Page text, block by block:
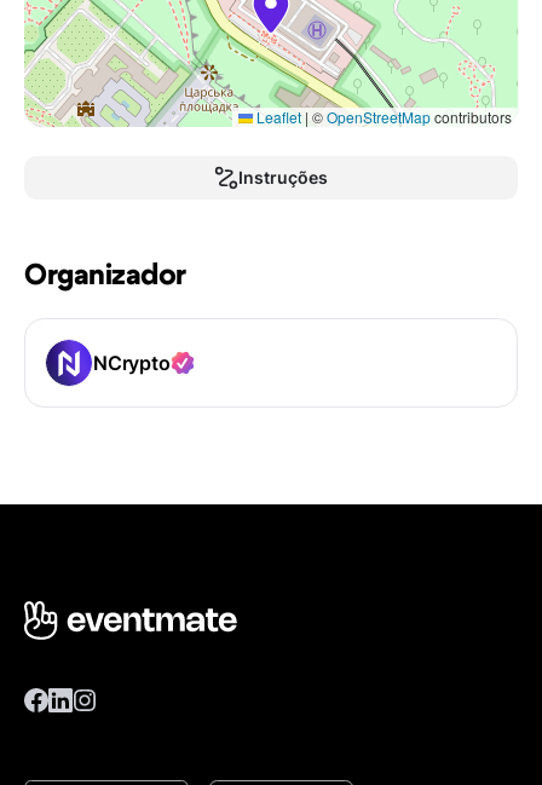
Leaflet | ©OpenStreetMapcontributors
Instruções
Organizador
NCrypto